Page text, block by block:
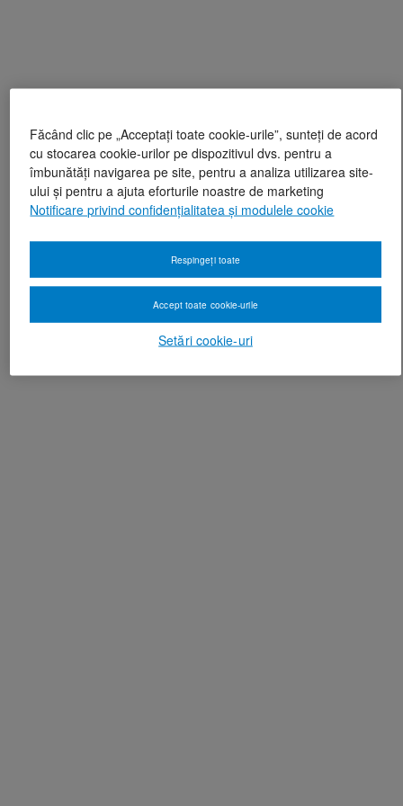
Făcând clic pe „Acceptați toate cookie-urile”, sunteți de acord
cu stocarea cookie-urilor pe dispozitivul dvs. pentru a
îmbunătăți navigarea pe site, pentru a analiza utilizarea site-
ului și pentru a ajuta eforturile noastre de marketing
Notificare privind confidențialitatea și modulele cookie
Setări cookie-uri
Respingeți toate
Accept toate cookie-urile